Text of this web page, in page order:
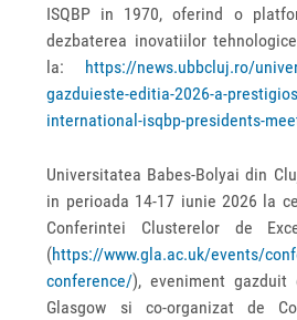
ISQBP in 1970, oferind o
dezbaterea inovatiilor
la: https://news.ubbcluj.ro/
gazduieste-editia-2026-a-
international-isqbp-presidents-
Universitatea Babes-Bolyai din
in perioada 14-17 iunie 2026 la
Conferintei Clusterelor de
(https://www.gla.ac.uk/events/
conference/), eveniment gazduit
Glasgow si co-organizat de